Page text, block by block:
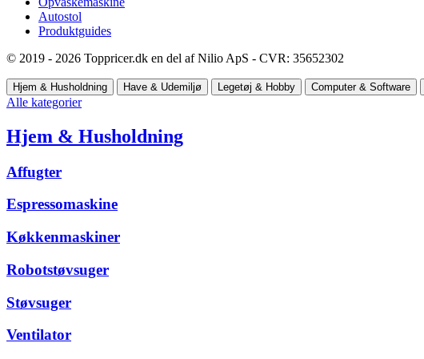
Autostol
Produktguides
© 2019 - 2026 Toppricer.dk en del af Nilio ApS - CVR: 35652302
Hjem & Husholdning Have & Udemiljø Legetøj & Hobby Computer & Software
Alle kategorier
Hjem & Husholdning
Affugter
Espressomaskine
Køkkenmaskiner
Robotstøvsuger
Støvsuger
Ventilator